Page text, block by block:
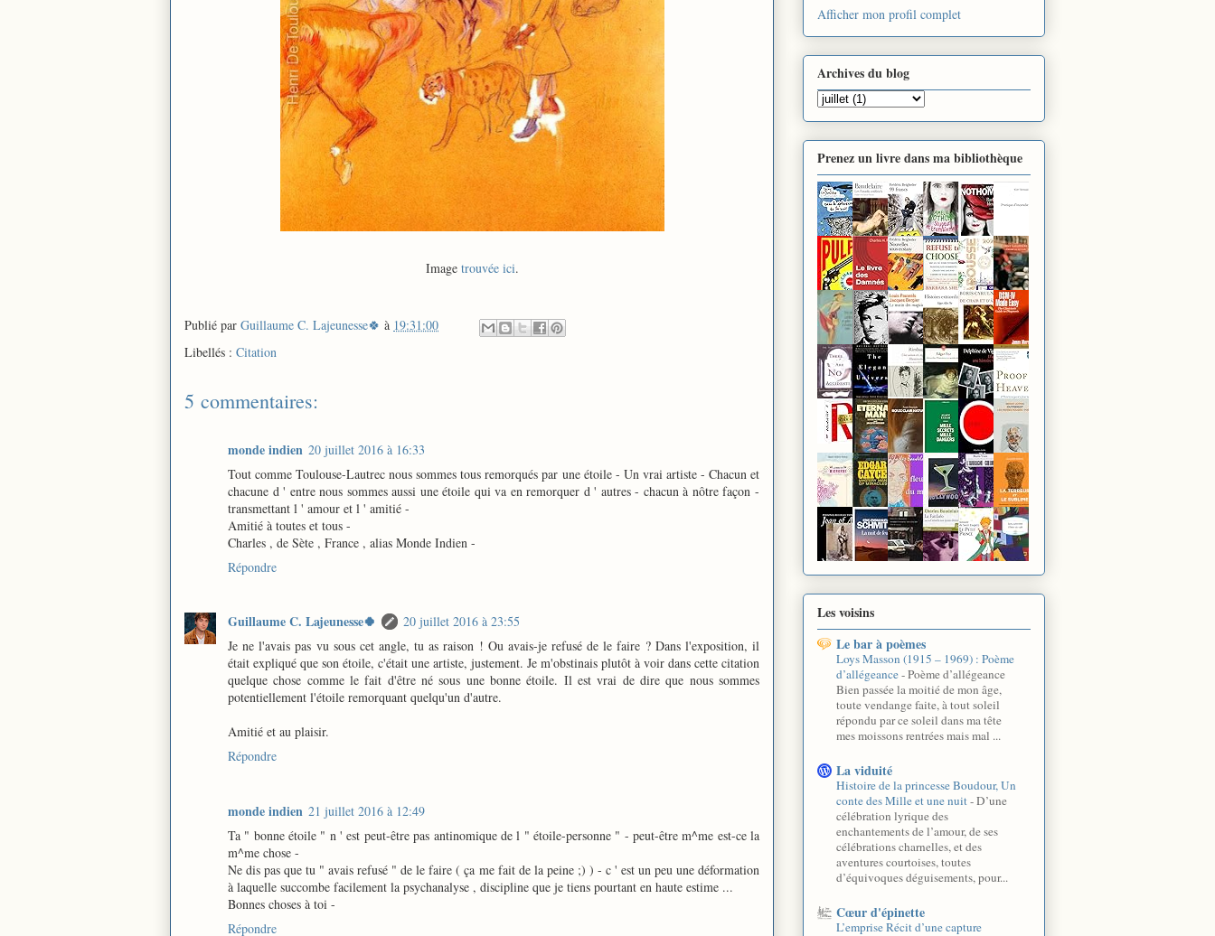
Image trouvée ici.
Publié par Guillaume C. Lajeunesse🍀 à 19:31:00
Libellés : Citation
5 commentaires:
monde indien 20 juillet 2016 à 16:33
Tout comme Toulouse-Lautrec nous sommes tous remorqués par une étoile - Un vrai artiste - Chacun et
chacune d ' entre nous sommes aussi une étoile qui va en remorquer d ' autres - chacun à nôtre façon -
transmettant l ' amour et l ' amitié -
Amitié à toutes et tous -
Charles , de Sète , France , alias Monde Indien -
Répondre
Guillaume C. Lajeunesse🍀
20 juillet 2016 à 23:55
Je ne l'avais pas vu sous cet angle, tu as raison ! Ou avais-je refusé de le faire ? Dans l'exposition, il
était expliqué que son étoile, c'était une artiste, justement. Je m'obstinais plutôt à voir dans cette citation
quelque chose comme le fait d'être né sous une bonne étoile. Il est vrai de dire que nous sommes
potentiellement l'étoile remorquant quelqu'un d'autre.
Amitié et au plaisir.
Répondre
monde indien 21 juillet 2016 à 12:49
Ta " bonne étoile " n ' est peut-être pas antinomique de l " étoile-personne " - peut-être m^me est-ce la
m^me chose -
Ne dis pas que tu " avais refusé " de le faire ( ça me fait de la peine ;) ) - c ' est un peu une déformation
à laquelle succombe facilement la psychanalyse , discipline que je tiens pourtant en haute estime ...
Bonnes choses à toi -
Répondre
Afficher mon profil complet
Archives du blog
Prenez un livre dans ma bibliothèque
Les voisins
Le bar à poèmes
Loys Masson (1915 – 1969) : Poème
d’allégeance-Poème d’allégeance
Bien passée la moitié de mon âge,
toute vendange faite, à tout soleil
répondu par ce soleil dans ma tête
mes moissons rentrées mais mal ...
La viduité
Histoire de la princesse Boudour, Un
conte des Mille et une nuit-D’une
célébration lyrique des
enchantements de l’amour, de ses
célébrations charnelles, et des
aventures courtoises, toutes
d’équivoques déguisements, pour...
Cœur d'épinette
L’emprise Récit d’une capture